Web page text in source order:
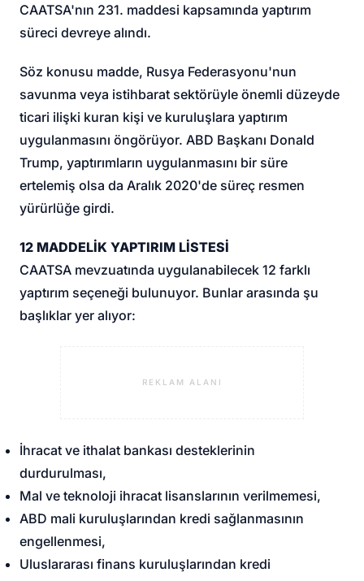
CAATSA'nın 231. maddesi kapsamında yaptırım
süreci devreye alındı.
Söz konusu madde, Rusya Federasyonu'nun
savunma veya istihbarat sektörüyle önemli düzeyde
ticari ilişki kuran kişi ve kuruluşlara yaptırım
uygulanmasını öngörüyor. ABD Başkanı Donald
Trump, yaptırımların uygulanmasını bir süre
ertelemiş olsa da Aralık 2020'de süreç resmen
yürürlüğe girdi.
12 MADDELİK YAPTIRIM LİSTESİ
CAATSA mevzuatında uygulanabilecek 12 farklı
yaptırım seçeneği bulunuyor. Bunlar arasında şu
başlıklar yer alıyor:
REKLAM ALANI
İhracat ve ithalat bankası desteklerinin
durdurulması,
Mal ve teknoloji ihracat lisanslarının verilmemesi,
ABD mali kuruluşlarından kredi sağlanmasının
engellenmesi,
Uluslararası finans kuruluşlarından kredi